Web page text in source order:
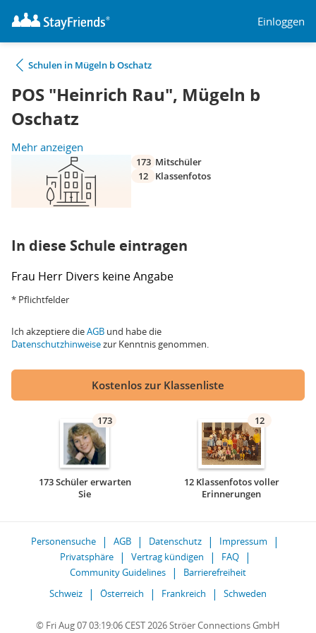
Einloggen
Schulen in Mügeln b Oschatz
POS "Heinrich Rau", Mügeln b
Oschatz
Mehr anzeigen
173 Mitschüler
12
Klassenfotos
In diese Schule eintragen
Frau Herr Divers keine Angabe
* Pflichtfelder
Ich akzeptiere dieAGB und habe die
Datenschutzhinweisezur Kenntnis genommen.
Kostenlos zur Klassenliste
173
173 Schüler erwarten
Sie
12
12 Klassenfotos voller
Erinnerungen
Personensuche AGB Datenschutz
Impressum
Privatsphäre
Vertrag kündigen
FAQ
Community Guidelines
Barrierefreiheit
Schweiz
Österreich Frankreich Schweden
© Fri Aug 07 03:19:06 CEST 2026 Ströer Connections GmbH